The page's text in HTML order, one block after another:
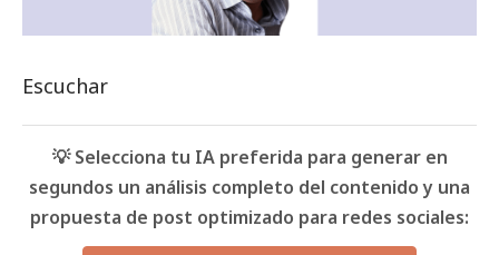
Escuchar
💡 Selecciona tu IA preferida para generar en
segundos un análisis completo del contenido y una
propuesta de post optimizado para redes sociales: